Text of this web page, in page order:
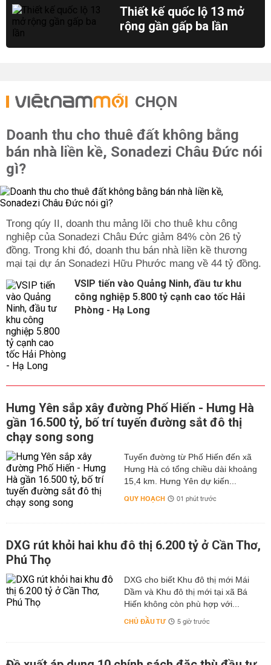
Thiết kế quốc lộ 13 mở
rộng gần gấp ba lần
CHỌN
Doanh thu cho thuê đất không bằng
bán nhà liền kề, Sonadezi Châu Đức nói
gì?
Trong qúy II, doanh thu mảng lõi cho thuê khu công
nghiệp của Sonadezi Châu Đức giảm 84% còn 26 tỷ
đồng. Trong khi đó, doanh thu bán nhà liền kề thương
mại tại dự án Sonadezi Hữu Phước mang về 44 tỷ đồng.
VSIP tiến vào Quảng Ninh, đầu tư khu
công nghiệp 5.800 tỷ cạnh cao tốc Hải
Phòng - Hạ Long
Hưng Yên sắp xây đường Phố Hiến - Hưng Hà
gần 16.500 tỷ, bố trí tuyến đường sắt đô thị
chạy song song
Tuyến đường từ Phố Hiến đến xã
Hưng Hà có tổng chiều dài khoảng
15,4 km. Hưng Yên dự kiến...
QUY HOẠCH 01 phút trước
DXG rút khỏi hai khu đô thị 6.200 tỷ ở Cần Thơ,
Phú Thọ
DXG cho biết Khu đô thị mới Mái
Dầm và Khu đô thị mới tại xã Bá
Hiến không còn phù hợp với...
CHỦ ĐẦU TƯ 5 giờ trước